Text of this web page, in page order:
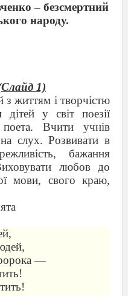
– безсмертний
народу.
1)
з життям і творчістю
у світ поезії
поета. Вчити учнів
слух. Розвивати в
бажання
любов до
мови, свого краю,
—